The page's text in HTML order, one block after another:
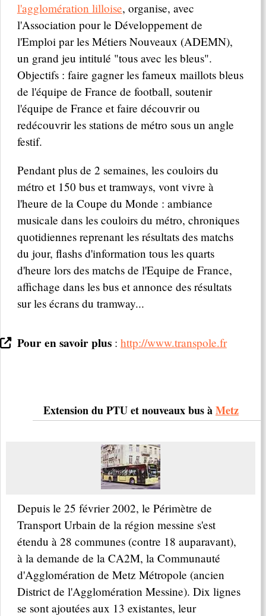
l'agglomération lilloise, organise, avec
l'Association pour le Développement de
l'Emploi par les Métiers Nouveaux (ADEMN),
un grand jeu intitulé "tous avec les bleus".
Objectifs : faire gagner les fameux maillots bleus
de l'équipe de France de football, soutenir
l'équipe de France et faire découvrir ou
redécouvrir les stations de métro sous un angle
festif.
Pendant plus de 2 semaines, les couloirs du
métro et 150 bus et tramways, vont vivre à
l'heure de la Coupe du Monde : ambiance
musicale dans les couloirs du métro, chroniques
quotidiennes reprenant les résultats des matchs
du jour, flashs d'information tous les quarts
d'heure lors des matchs de l'Equipe de France,
affichage dans les bus et annonce des résultats
sur les écrans du tramway...
Pour en savoir plus: http://www.transpole.fr
Extension du PTU et nouveaux bus àMetz
Depuis le 25 février 2002, le Périmètre de
Transport Urbain de la région messine s'est
étendu à 28 communes (contre 18 auparavant),
à la demande de la CA2M, la Communauté
d'Agglomération de Metz Métropole (ancien
District de l'Agglomération Messine). Dix lignes
se sont ajoutées aux 13 existantes, leur